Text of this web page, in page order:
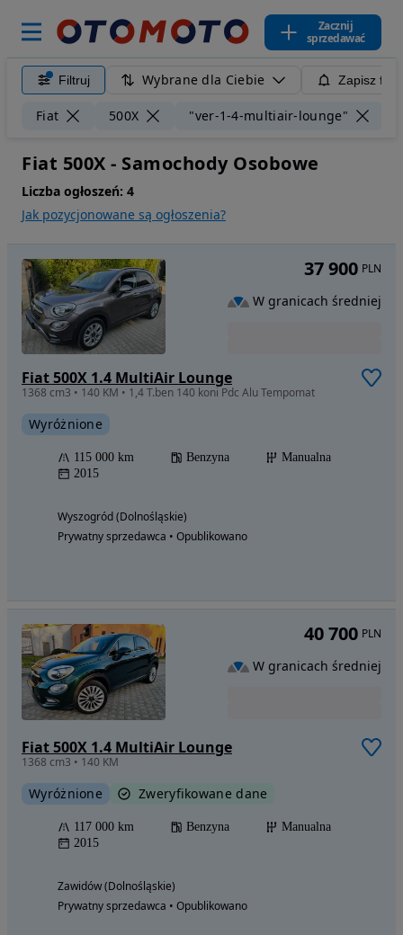
Zacznij
sprzedawać
Filtruj Wybrane dla Ciebie Zapisz
Fiat 500X "ver-1-4-multiair-lounge"
Fiat 500X - Samochody Osobowe
Liczba ogłoszeń: 4
Jak pozycjonowane są ogłoszenia?
Fiat 500X 1.4 MultiAir Lounge
1368 cm3 • 140 KM • 1,4 T.ben 140 koni Pdc Alu Tempomat
Wyróżnione
115 000 km Benzyna
Manualna
2015
Wyszogród (Dolnośląskie)
Prywatny sprzedawca • Opublikowano
37 900 PLN
W granicach średniej
Fiat 500X 1.4 MultiAir Lounge
1368 cm3 • 140 KM
Wyróżnione Zweryfikowane dane
117 000 km Benzyna
Manualna
2015
Zawidów (Dolnośląskie)
Prywatny sprzedawca • Opublikowano
40 700 PLN
W granicach średniej